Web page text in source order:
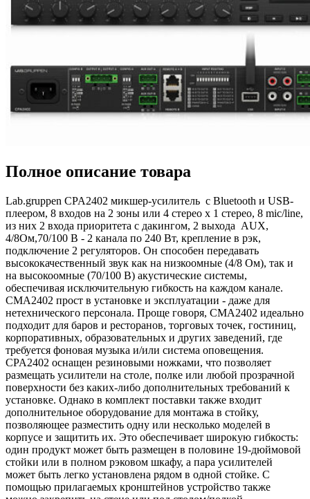
Полное описание товара
Lab.gruppen CPA2402 микшер-усилитель с Bluetooth и USB-
плеером, 8 входов на 2 зоны или 4 стерео x 1 стерео, 8 mic/line,
из них 2 входа приоритета с дакингом, 2 выхода AUX,
4/8Ом,70/100 B - 2 канала по 240 Вт, крепление в рэк,
подключение 2 регуляторов. Он способен передавать
высококачественный звук как на низкоомные (4/8 Ом), так и
на высокоомные (70/100 В) акустические системы,
обеспечивая исключительную гибкость на каждом канале.
CMA2402 прост в установке и эксплуатации - даже для
нетехнического персонала. Проще говоря, CMA2402 идеально
подходит для баров и ресторанов, торговых точек, гостиниц,
корпоративных, образовательных и других заведений, где
требуется фоновая музыка и/или система оповещения.
CPA2402 оснащен резиновыми ножками, что позволяет
размещать усилители на столе, полке или любой прозрачной
поверхности без каких-либо дополнительных требований к
установке. Однако в комплект поставки также входит
дополнительное оборудование для монтажа в стойку,
позволяющее разместить одну или несколько моделей в
корпусе и защитить их. Это обеспечивает широкую гибкость:
один продукт может быть размещен в половине 19-дюймовой
стойки или в полном рэковом шкафу, а пара усилителей
может быть легко установлена рядом в одной стойке. С
помощью прилагаемых кронштейнов устройство также